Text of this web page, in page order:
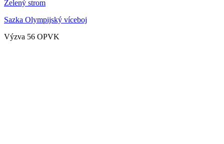
Zelený strom
Sazka Olympijský víceboj
Výzva 56 OPVK